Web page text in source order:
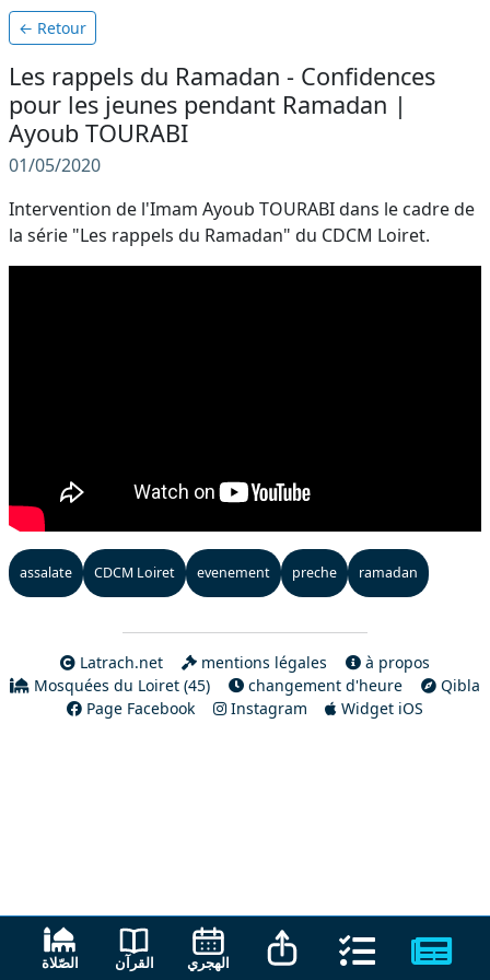
← Retour
Les rappels du Ramadan - Confidences
pour les jeunes pendant Ramadan |
Ayoub TOURABI
01/05/2020
Intervention de l'Imam Ayoub TOURABI dans le cadre de
la série "Les rappels du Ramadan" du CDCM Loiret.
assalate CDCM Loiret evenement preche ramadan
Latrach.net mentions légales
à propos
Mosquées du Loiret (45)
changement d'heure
Qibla
Page Facebook
Instagram Widget iOS
الصّلاة القرآن الهجري